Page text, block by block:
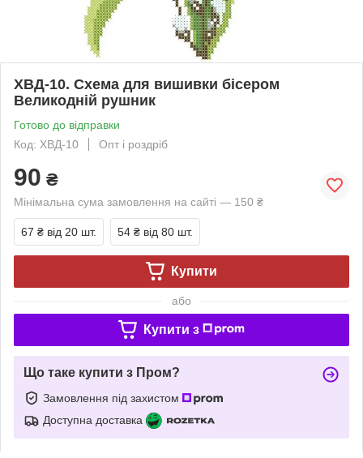
ХВД-10. Схема для вишивки бісером
Великодній рушник
Готово до відправки
Код: ХВД-10
Опт і роздріб
90 ₴
Мінімальна сума замовлення на сайті — 150 ₴
67 ₴ від 20 шт. 54 ₴ від 80 шт.
Купити
або
Купити з
Що таке купити з Пром?
Замовлення під захистом
Доступна доставка